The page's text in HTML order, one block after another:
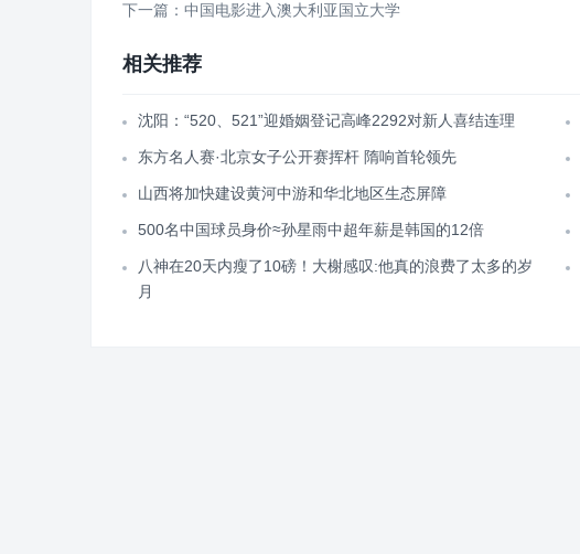
下一篇：中国电影进入澳大利亚国立大学
相关推荐
沈阳：“520、521”迎婚姻登记高峰2292对新人喜结连理
东方名人赛·北京女子公开赛挥杆 隋响首轮领先
山西将加快建设黄河中游和华北地区生态屏障
500名中国球员身价≈孙星雨中超年薪是韩国的12倍
八神在20天内瘦了10磅！大榭感叹:他真的浪费了太多的岁
月